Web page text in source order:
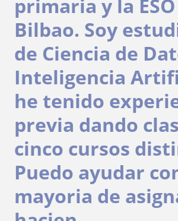
primaria y la
Bilbao. Soy
de Ciencia de
Inteligencia
he tenido
previa dando
cinco cursos
Puedo ayudar
mayoria de